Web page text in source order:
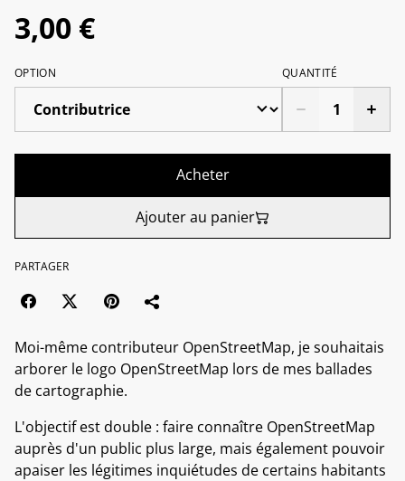
3,00 €
OPTION QUANTITÉ
Acheter
Ajouter au panier
PARTAGER
Moi-même contributeur OpenStreetMap, je souhaitais
arborer le logo OpenStreetMap lors de mes ballades
de cartographie.
L'objectif est double : faire connaître OpenStreetMap
auprès d'un public plus large, mais également pouvoir
apaiser les légitimes inquiétudes de certains habitants